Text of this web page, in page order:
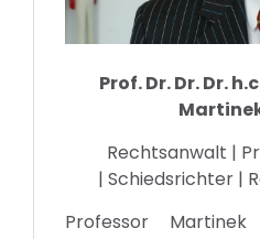
Prof. Dr. Dr. Dr.
Rechtsanwalt |
| Schiedsrichter |
Professor